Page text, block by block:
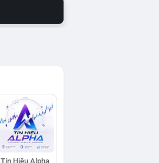
Tín Hiệu Alpha